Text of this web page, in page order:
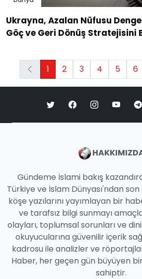
Ukrayna, Azalan Nüfusu
Göç ve Geri Dönüş Stratejisini
1 2 3 4 5 6
Gündeme İslami bakış
Türkiye ve İslam Dünyası'ndan
köşe yazılarını yayımlayan bir
ve tarafsız bilgi sunmayı
olayları, toplumsal sorunları ve
okuyucularına güvenilir içerik
kadrosu ile analizler ve
Haber, her geçen gün büyüyen
sahiptir.